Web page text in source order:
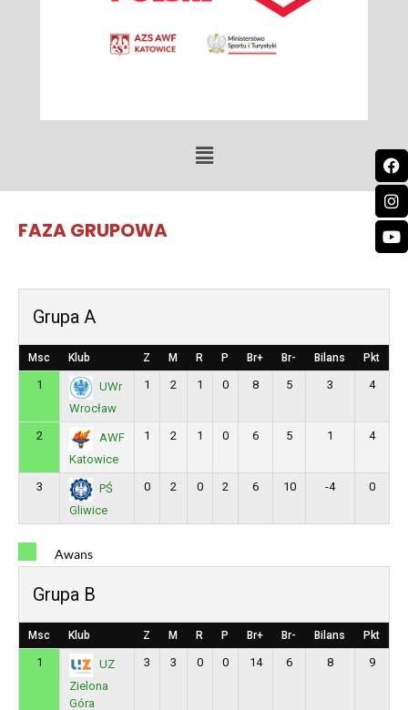
FAZA GRUPOWA
Grupa A
Msc Klub Z M R P Br+ Br- Bilans Pkt
1
UWr
Wrocław
1 2 1 0 8 5 3 4
2
AWF
Katowice
1 2 1 0 6 5 1 4
3
PŚ
Gliwice
0 2 0 2 6 10 -4 0
Awans
Grupa B
Msc Klub Z M R P Br+ Br- Bilans Pkt
1
UZ
Zielona
Góra
3 3 0 0 14 6 8 9